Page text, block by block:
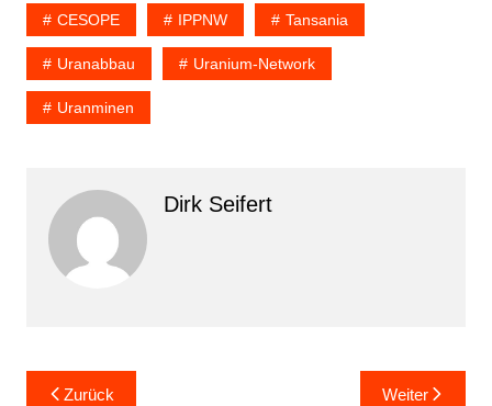
CESOPE IPPNW Tansania
Uranabbau Uranium-Network
Uranminen
Dirk Seifert
Beitragsnavigation
Zurück Weiter